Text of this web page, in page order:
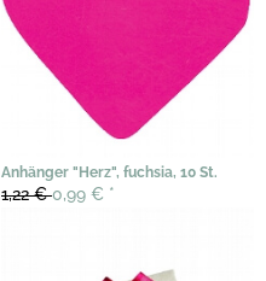
Anhänger "Herz", fuchsia, 10 St.
1,22 €0,99 € *